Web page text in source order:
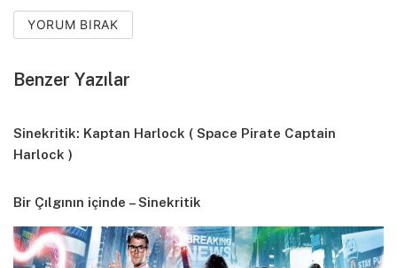
YORUM BIRAK
Benzer Yazılar
Sinekritik: Kaptan Harlock ( Space Pirate Captain
Harlock )
Bir Çılgının içinde – Sinekritik